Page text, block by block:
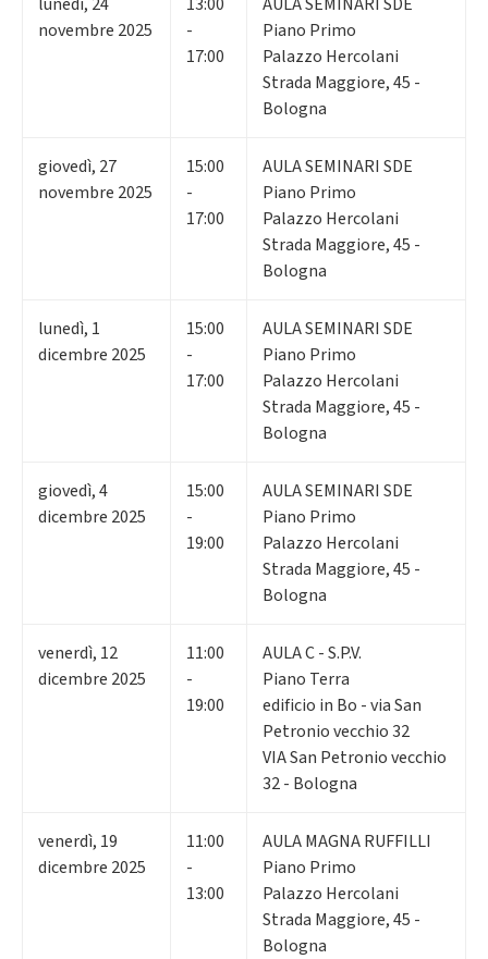
novembre 2025
-
17:00
Piano Primo
Palazzo Hercolani
Strada Maggiore, 45 -
Bologna
giovedì, 27
novembre 2025
15:00
-
17:00
AULA SEMINARI SDE
Piano Primo
Palazzo Hercolani
Strada Maggiore, 45 -
Bologna
lunedì, 1
dicembre 2025
15:00
-
17:00
AULA SEMINARI SDE
Piano Primo
Palazzo Hercolani
Strada Maggiore, 45 -
Bologna
giovedì,4
dicembre 2025
15:00
-
19:00
AULA SEMINARI SDE
Piano Primo
Palazzo Hercolani
Strada Maggiore, 45 -
Bologna
venerdì, 12
dicembre 2025
11:00
-
19:00
AULA C - S.P.V.
Piano Terra
edificio in Bo - via San
Petronio vecchio 32
VIA San Petronio vecchio
32 - Bologna
venerdì, 19
dicembre 2025
11:00
-
13:00
AULA MAGNA RUFFILLI
Piano Primo
Palazzo Hercolani
Strada Maggiore, 45 -
Bologna